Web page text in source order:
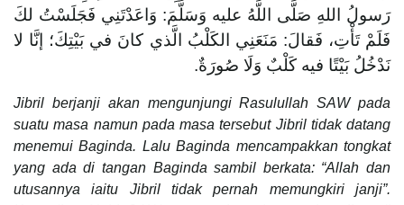
رَسولُ اللهِ صَلَّى اللَّهُ عليه وَسَلَّمَ: وَاعَدْتَنِي فَجَلَسْتُ لكَ
فَلَمْ تَأْتِ، فَقالَ: مَنَعَنِي الكَلْبُ الَّذي كانَ في بَيْتِكَ؛ إنَّا لا
نَدْخُلُ بَيْتًا فيه كَلْبٌ وَلَا صُورَةٌ.
Jibril berjanji akan mengunjungi Rasulullah SAW pada
suatu masa namun pada masa tersebut Jibril tidak datang
menemui Baginda. Lalu Baginda mencampakkan tongkat
yang ada di tangan Baginda sambil berkata: “Allah dan
utusannya iaitu Jibril tidak pernah memungkiri janji”.